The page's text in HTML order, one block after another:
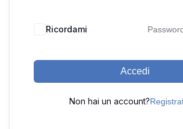
Ricordami
Accedi
Non hai un account?